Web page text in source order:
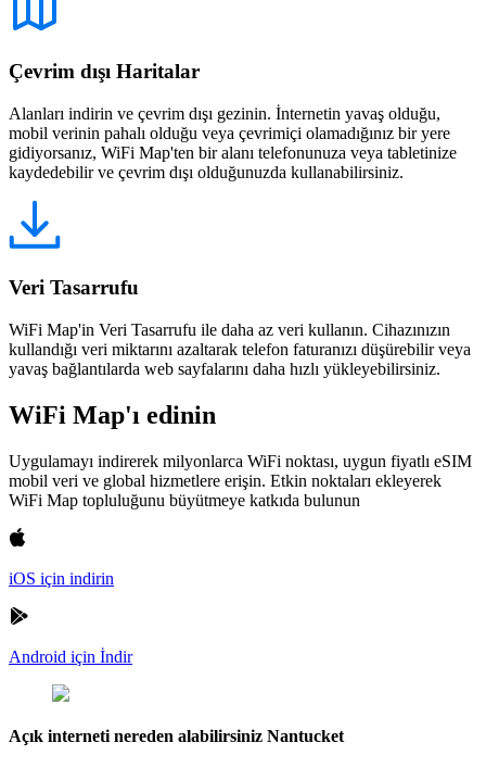
Çevrim dışı Haritalar
Alanları indirin ve çevrim dışı gezinin. İnternetin yavaş olduğu,
mobil verinin pahalı olduğu veya çevrimiçi olamadığınız bir yere
gidiyorsanız, WiFi Map'ten bir alanı telefonunuza veya tabletinize
kaydedebilir ve çevrim dışı olduğunuzda kullanabilirsiniz.
Veri Tasarrufu
WiFi Map'in Veri Tasarrufu ile daha az veri kullanın. Cihazınızın
kullandığı veri miktarını azaltarak telefon faturanızı düşürebilir veya
yavaş bağlantılarda web sayfalarını daha hızlı yükleyebilirsiniz.
WiFi Map'ı edinin
Uygulamayı indirerek milyonlarca WiFi noktası, uygun fiyatlı eSIM
mobil veri ve global hizmetlere erişin. Etkin noktaları ekleyerek
WiFi Map topluluğunu büyütmeye katkıda bulunun
iOS için indirin
Android için İndir
Açık interneti nereden alabilirsiniz Nantucket